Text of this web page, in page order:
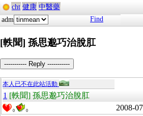
cht 健康 中醫藥
adm
Find
[軼聞] 孫思邈巧治脫肛
----------- Reply -----------
本人已不在此站活動
1 [軼聞] 孫思邈巧治脫肛
0 0 2008-